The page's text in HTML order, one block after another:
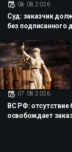
08.08.2026
Суд: заказчик
без подписанного
07.08.2026
ВС РФ:
освобождает